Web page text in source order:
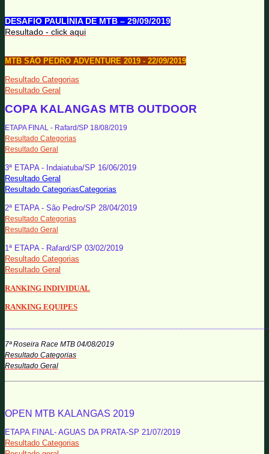
DESAFIO PAULÍNIA DE MTB – 29/09/2019
Resultado - click aqui
MTB SÃO PEDRO ADVENTURE 2019 - 22/09/2019
Resultado Categorias
Resultado Geral
COPA KALANGAS MTB OUTDOOR
ETAPA FINAL - Rafard/SP 18/08/2019
Resultado Categorias
Resultado Geral
3ª ETAPA - Indaiatuba/SP 16/06/2019
Resultado Geral
Resultado CategoriasCategorias
2ª ETAPA - São Pedro/SP 28/04/2019
Resultado Categorias
Resultado Geral
1ª ETAPA - Rafard/SP 03/02/2019
Resultado Categorias
Resultado Geral
RANKING INDIVIDUAL
RANKING EQUIPES
7ª Roseira Race MTB 04/08/2019
Resultado Categorias
Resultado Geral
OPEN MTB KALANGAS 2019
ETAPA FINAL- AGUAS DA PRATA-SP 21/07/2019
Resultado Categorias